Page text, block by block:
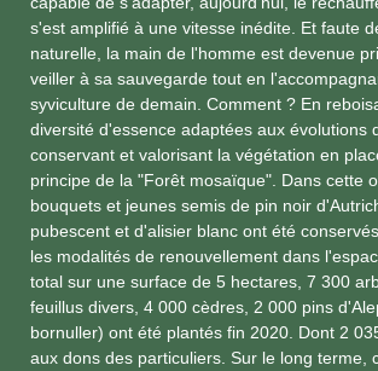
s'est amplifié à une vitesse inédite. Et faute
naturelle, la main de l'homme est devenue
veiller à sa sauvegarde tout en
syviculture de demain. Comment ? En
diversité d'essence adaptées aux évolutions
conservant et valorisant la végétation en
principe de la "Forêt mosaïque". Dans cette
bouquets et jeunes semis de pin noir
pubescent et d'alisier blanc ont été
les modalités de renouvellement dans
total sur une surface de 5 hectares, 7 300
feuillus divers, 4 000 cèdres, 2 000 pins
bornuller) ont été plantés fin 2020. Dont 2
aux dons des particuliers. Sur le long terme,